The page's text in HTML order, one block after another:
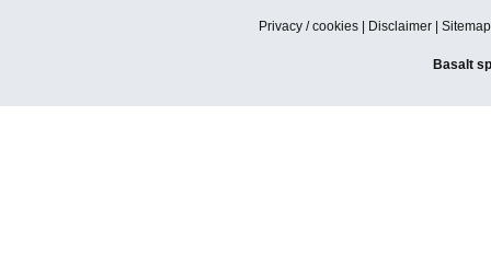
Privacy / cookies Disclaimer Sitemap
Basalt